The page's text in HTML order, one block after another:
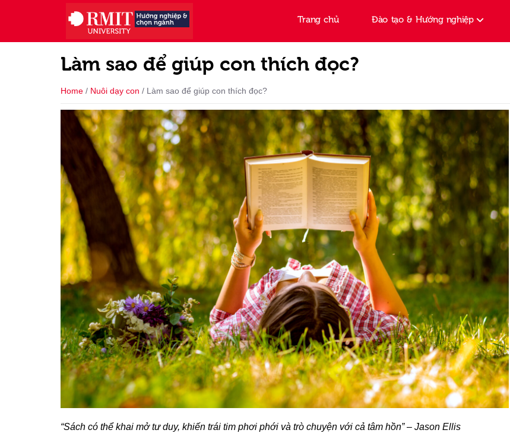
Trang chủ Đào tạo & Hướng nghiệp
Làm sao để giúp con thích đọc?
Home / Nuôi dạy con / Làm sao để giúp con thích đọc?
“Sách có thể khai mở tư duy, khiến trái tim phơi phới và trò chuyện với cả tâm hồn” – Jason Ellis